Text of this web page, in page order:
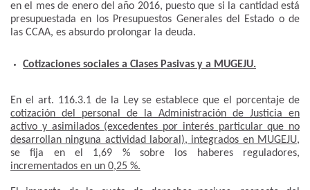
en el mes de enero del año 2016, puesto que si la cantidad está
presupuestada en los Presupuestos Generales del Estado o de
las CCAA, es absurdo prolongar la deuda.
Cotizaciones sociales a Clases Pasivas y a MUGEJU.
En el art. 116.3.1 de la Ley se establece que el porcentaje de
cotización del personal de la Administración de Justicia en
activo y asimilados (excedentes por interés particular que no
desarrollan ninguna actividad laboral), integrados en MUGEJU,
se fija en el 1,69 % sobre los haberes reguladores,
incrementados en un 0,25 %.